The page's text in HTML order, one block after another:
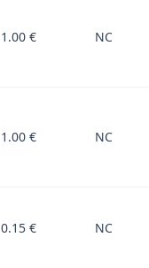
1.00 € NC
1.00 € NC
0.15 € NC